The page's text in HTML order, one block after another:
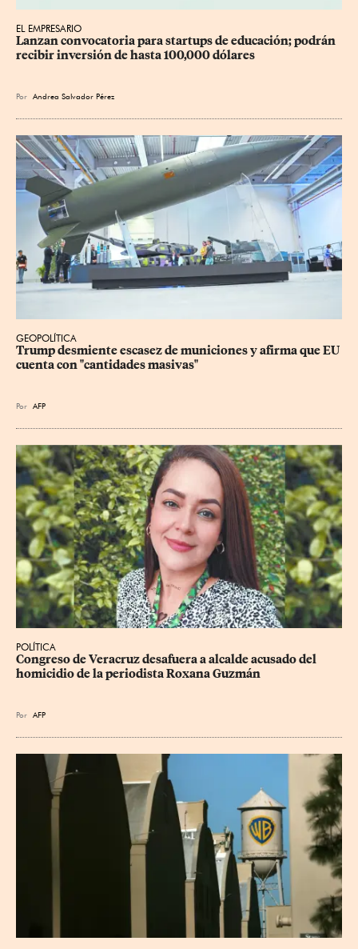
EL EMPRESARIO
Lanzan convocatoria para startups de educación; podrán
recibir inversión de hasta 100,000 dólares
Por Andrea Salvador Pérez
GEOPOLÍTICA
Trump desmiente escasez de municiones y afirma que EU
cuenta con "cantidades masivas"
Por AFP
POLÍTICA
Congreso de Veracruz desafuera a alcalde acusado del
homicidio de la periodista Roxana Guzmán
Por AFP